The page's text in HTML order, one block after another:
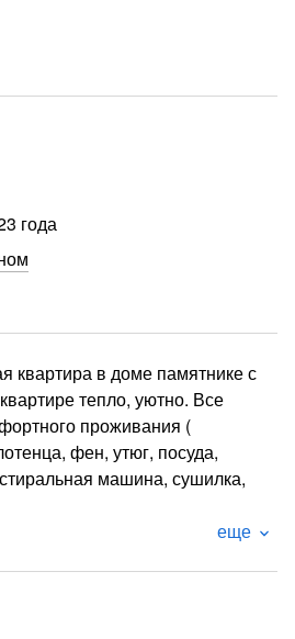
года
квартира в доме памятнике с
тепло, уютно. Все
проживания (
фен, утюг, посуда,
машина, сушилка,
кровать , диван книжкаеще